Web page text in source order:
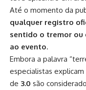
Até o momento da
qualquer registro
sentido o tremor ou
ao evento.
Embora a palavra
especialistas
de 3.0 são